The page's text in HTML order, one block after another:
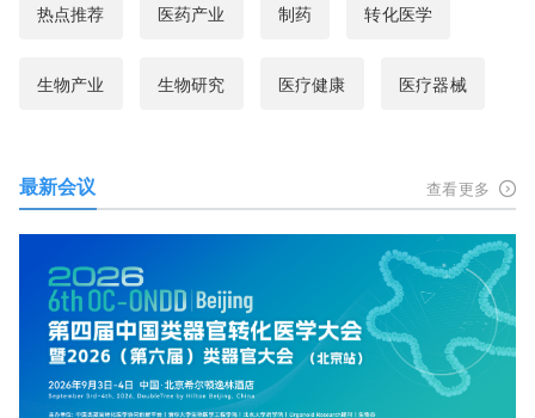
热点推荐 医药产业 制药 转化医学
生物产业 生物研究 医疗健康 医疗器械
最新会议 查看更多